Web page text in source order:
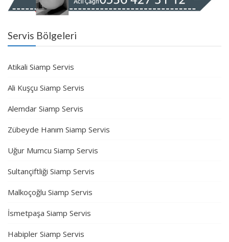
Servis Bölgeleri
Atikali Siamp Servis
Ali Kuşçu Siamp Servis
Alemdar Siamp Servis
Zübeyde Hanım Siamp Servis
Uğur Mumcu Siamp Servis
Sultançiftliği Siamp Servis
Malkoçoğlu Siamp Servis
İsmetpaşa Siamp Servis
Habipler Siamp Servis